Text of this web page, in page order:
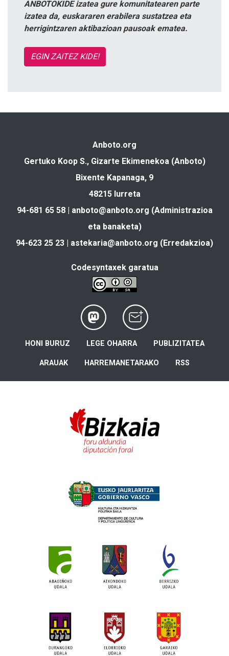
ANBOTOKIDE izatea gure komunitatearen parte
izatea da, euskararen erabilera sustatzea eta
herrigintzaren aktibazioan pausoak ematea.
EGIN ZAITEZ KIDE!
Anboto.org
Gertuko Koop S., Gizarte Ekimenekoa (Anboto)
Bixente Kapanaga, 9
48215 Iurreta
94-681 65 58 | anboto@anboto.org (Administrazioa
eta banaketa)
94-623 25 23 | astekaria@anboto.org (Erredakzioa)
Codesyntaxek garatua
HONI BURUZ LEGE OHARRA PUBLIZITATEA
ARAUAK HARREMANETARAKO RSS